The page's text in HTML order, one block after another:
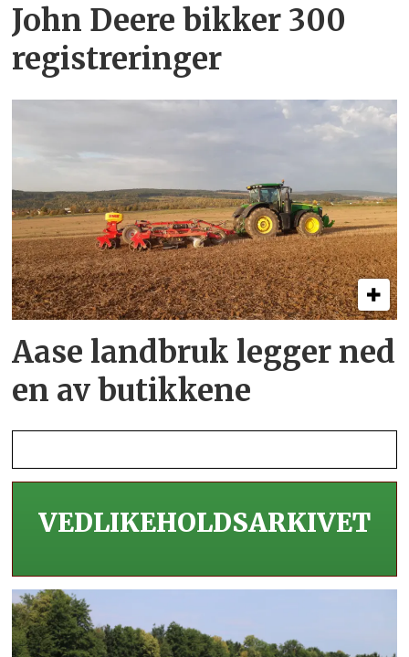
John Deere bikker 300
registreringer
Aase landbruk legger ned
en av butikkene
VEDLIKEHOLDS­ARKIVET